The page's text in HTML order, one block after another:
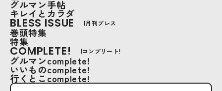
グルマン手帖
キレイとカラダ
BLESS ISSUE 月刊ブレス
巻頭特集
特集
COMPLETE! コンプリート!
グルマンcomplete!
いいものcomplete!
行くとこcomplete!